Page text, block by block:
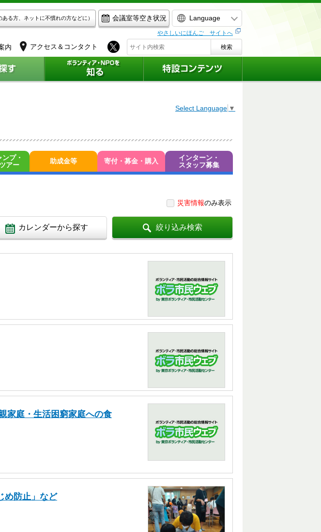
ある方、ネットに不慣れの方などに） 会議室等空き状況 Language
やさしいにほんご サイトへ
内 アクセス＆コンタクト 検索
Select Language ▼
プ・
アー
助成金等 寄付・募金・購入
インターン・
スタッフ募集
災害情報のみ表示
カレンダーから探す 絞り込み検索
家庭・生活困窮家庭への食
め防止」など